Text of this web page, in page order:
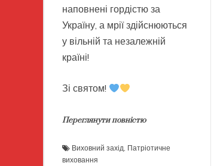
наповнені гордістю за
Україну, а мрії здійснюються
у вільній та незалежній
країні!
Зі святом!
Переглянути повністю
Виховний захід, Патріотичне
виховання